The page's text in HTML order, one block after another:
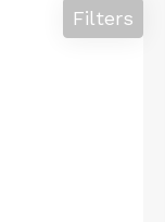
Filters